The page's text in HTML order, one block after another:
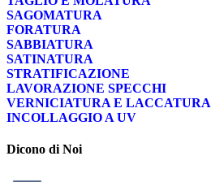
SAGOMATURA
FORATURA
SABBIATURA
SATINATURA
STRATIFICAZIONE
LAVORAZIONE SPECCHI
VERNICIATURA E LACCATURA
INCOLLAGGIO A UV
Dicono di Noi